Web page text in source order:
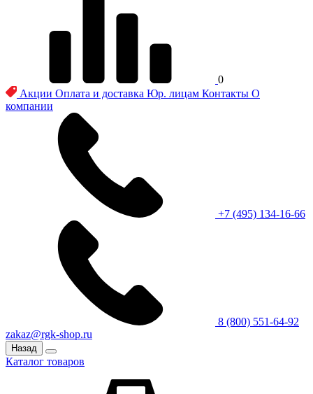
0
Акции Оплата и доставка Юр. лицам Контакты О
компании
+7 (495) 134-16-66
8 (800) 551-64-92
zakaz@rgk-shop.ru
Назад
Каталог товаров